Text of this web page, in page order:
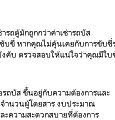
ารถตู้มักถูกกว่าค่าเช่ารถบัส
บขี่ หากคุณไม่คุ้นเคยกับการขับขี่
คับ ตรวจสอบให้แน่ใจว่าคุณมีใ
รถบัส ขึ้นอยู่กับความต้องการและ
ำนวนผู้โดยสาร งบประมาณ
ความสะดวกสบายที่ต้องการ